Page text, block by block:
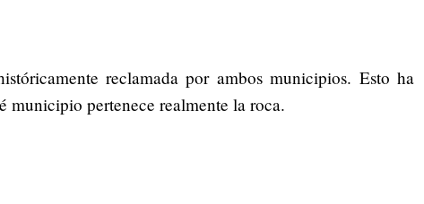
reclamada por ambos municipios. Esto ha
municipio pertenece realmente la roca.